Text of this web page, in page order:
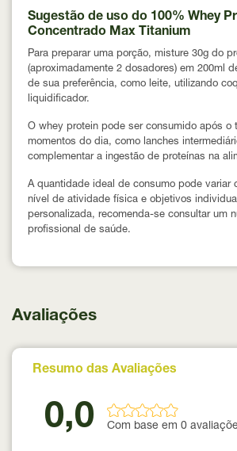
Sugestão de uso do 100% Whey
Concentrado Max Titanium
Para preparar uma porção, misture 30g do
(aproximadamente 2 dosadores) em 200ml
de sua preferência, como leite, utilizando
liquidificador.
O whey protein pode ser consumido após o
momentos do dia, como lanches
complementar a ingestão de proteínas na
A quantidade ideal de consumo pode variar
nível de atividade física e objetivos
personalizada, recomenda-se consultar um
profissional de saúde.
Avaliações
Resumo das Avaliações
0,0 Com base em 0